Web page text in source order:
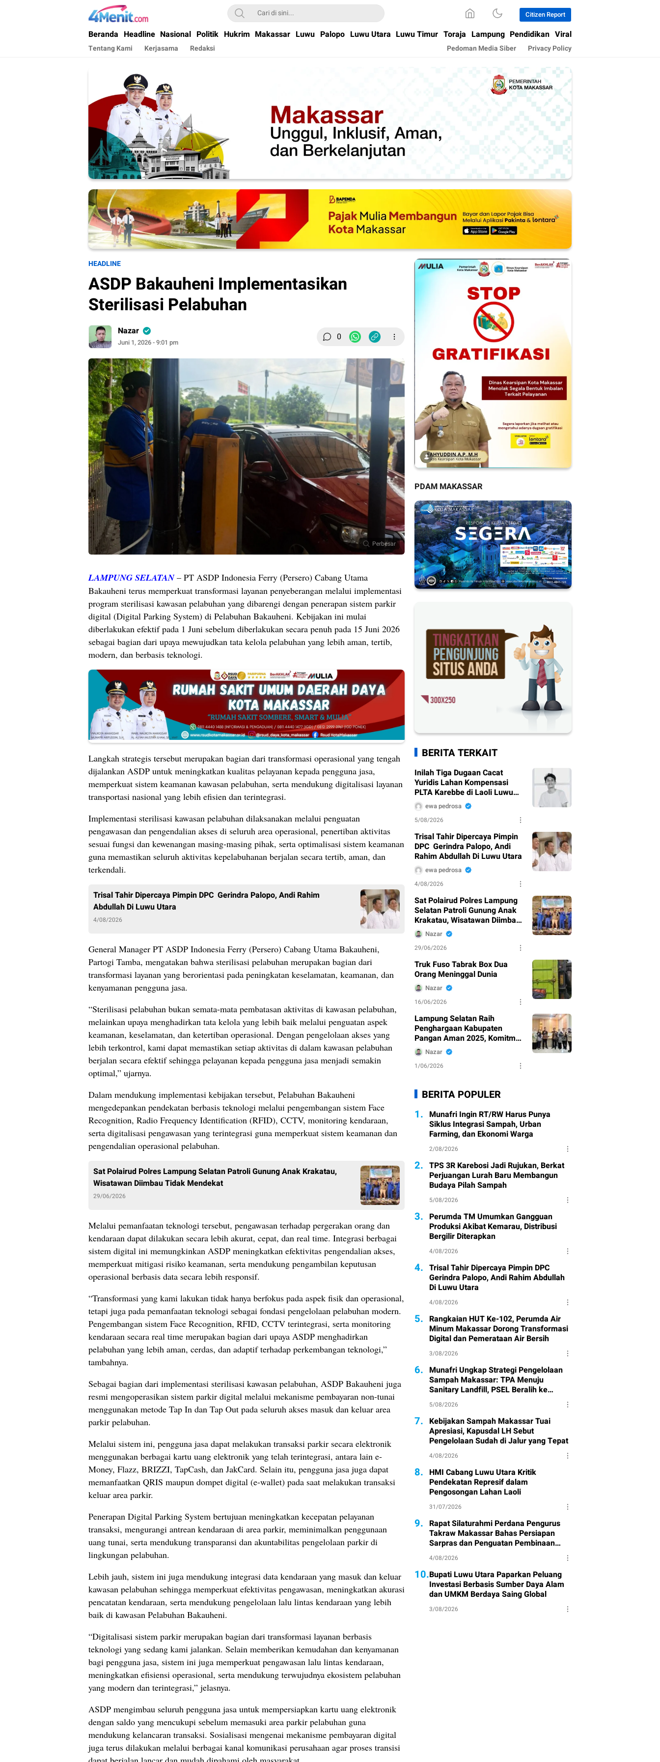
4menit.com
Mengungkap Kisah, Setiap Hari
Citizen Report
Beranda Headline Nasional Politik Hukrim Makassar Luwu Palopo Luwu Utara Luwu Timur Toraja Lampung Pendidikan Viral
Tentang Kami Kerjasama Redaksi Pedoman Media Siber Privacy Policy
HEADLINE
ASDP Bakauheni Implementasikan
Sterilisasi Pelabuhan
Nazar
Juni 1, 2026 - 9:01 pm 0
Perbesar
LAMPUNG SELATAN – PT ASDP Indonesia Ferry (Persero) Cabang Utama
Bakauheni terus memperkuat transformasi layanan penyeberangan melalui implementasi
program sterilisasi kawasan pelabuhan yang dibarengi dengan penerapan sistem parkir
digital (Digital Parking System) di Pelabuhan Bakauheni. Kebijakan ini mulai
diberlakukan efektif pada 1 Juni sebelum diberlakukan secara penuh pada 15 Juni 2026
sebagai bagian dari upaya mewujudkan tata kelola pelabuhan yang lebih aman, tertib,
modern, dan berbasis teknologi.
Langkah strategis tersebut merupakan bagian dari transformasi operasional yang tengah
dijalankan ASDP untuk meningkatkan kualitas pelayanan kepada pengguna jasa,
memperkuat sistem keamanan kawasan pelabuhan, serta mendukung digitalisasi layanan
transportasi nasional yang lebih efisien dan terintegrasi.
Implementasi sterilisasi kawasan pelabuhan dilaksanakan melalui penguatan
pengawasan dan pengendalian akses di seluruh area operasional, penertiban aktivitas
sesuai fungsi dan kewenangan masing-masing pihak, serta optimalisasi sistem keamanan
guna memastikan seluruh aktivitas kepelabuhanan berjalan secara tertib, aman, dan
terkendali.
Trisal Tahir Dipercaya Pimpin DPC Gerindra Palopo, Andi Rahim
Abdullah Di Luwu Utara
4/08/2026
General Manager PT ASDP Indonesia Ferry (Persero) Cabang Utama Bakauheni,
Partogi Tamba, mengatakan bahwa sterilisasi pelabuhan merupakan bagian dari
transformasi layanan yang berorientasi pada peningkatan keselamatan, keamanan, dan
kenyamanan pengguna jasa.
“Sterilisasi pelabuhan bukan semata-mata pembatasan aktivitas di kawasan pelabuhan,
melainkan upaya menghadirkan tata kelola yang lebih baik melalui penguatan aspek
keamanan, keselamatan, dan ketertiban operasional. Dengan pengelolaan akses yang
lebih terkontrol, kami dapat memastikan setiap aktivitas di dalam kawasan pelabuhan
berjalan secara efektif sehingga pelayanan kepada pengguna jasa menjadi semakin
optimal,” ujarnya.
Dalam mendukung implementasi kebijakan tersebut, Pelabuhan Bakauheni
mengedepankan pendekatan berbasis teknologi melalui pengembangan sistem Face
Recognition, Radio Frequency Identification (RFID), CCTV, monitoring kendaraan,
serta digitalisasi pengawasan yang terintegrasi guna memperkuat sistem keamanan dan
pengendalian operasional pelabuhan.
Sat Polairud Polres Lampung Selatan Patroli Gunung Anak Krakatau,
Wisatawan Diimbau Tidak Mendekat
29/06/2026
Melalui pemanfaatan teknologi tersebut, pengawasan terhadap pergerakan orang dan
kendaraan dapat dilakukan secara lebih akurat, cepat, dan real time. Integrasi berbagai
sistem digital ini memungkinkan ASDP meningkatkan efektivitas pengendalian akses,
memperkuat mitigasi risiko keamanan, serta mendukung pengambilan keputusan
operasional berbasis data secara lebih responsif.
“Transformasi yang kami lakukan tidak hanya berfokus pada aspek fisik dan operasional,
tetapi juga pada pemanfaatan teknologi sebagai fondasi pengelolaan pelabuhan modern.
Pengembangan sistem Face Recognition, RFID, CCTV terintegrasi, serta monitoring
kendaraan secara real time merupakan bagian dari upaya ASDP menghadirkan
pelabuhan yang lebih aman, cerdas, dan adaptif terhadap perkembangan teknologi,”
tambahnya.
Sebagai bagian dari implementasi sterilisasi kawasan pelabuhan, ASDP Bakauheni juga
resmi mengoperasikan sistem parkir digital melalui mekanisme pembayaran non-tunai
menggunakan metode Tap In dan Tap Out pada seluruh akses masuk dan keluar area
parkir pelabuhan.
Melalui sistem ini, pengguna jasa dapat melakukan transaksi parkir secara elektronik
menggunakan berbagai kartu uang elektronik yang telah terintegrasi, antara lain e-
Money, Flazz, BRIZZI, TapCash, dan JakCard. Selain itu, pengguna jasa juga dapat
memanfaatkan QRIS maupun dompet digital (e-wallet) pada saat melakukan transaksi
keluar area parkir.
Penerapan Digital Parking System bertujuan meningkatkan kecepatan pelayanan
transaksi, mengurangi antrean kendaraan di area parkir, meminimalkan penggunaan
uang tunai, serta mendukung transparansi dan akuntabilitas pengelolaan parkir di
lingkungan pelabuhan.
Lebih jauh, sistem ini juga mendukung integrasi data kendaraan yang masuk dan keluar
kawasan pelabuhan sehingga memperkuat efektivitas pengawasan, meningkatkan akurasi
pencatatan kendaraan, serta mendukung pengelolaan lalu lintas kendaraan yang lebih
baik di kawasan Pelabuhan Bakauheni.
“Digitalisasi sistem parkir merupakan bagian dari transformasi layanan berbasis
teknologi yang sedang kami jalankan. Selain memberikan kemudahan dan kenyamanan
bagi pengguna jasa, sistem ini juga memperkuat pengawasan lalu lintas kendaraan,
meningkatkan efisiensi operasional, serta mendukung terwujudnya ekosistem pelabuhan
yang modern dan terintegrasi,” jelasnya.
ASDP mengimbau seluruh pengguna jasa untuk mempersiapkan kartu uang elektronik
dengan saldo yang mencukupi sebelum memasuki area parkir pelabuhan guna
mendukung kelancaran transaksi. Sosialisasi mengenai mekanisme pembayaran digital
juga terus dilakukan melalui berbagai kanal komunikasi perusahaan agar proses transisi
PDAM MAKASSAR
BERITA TERKAIT
Inilah Tiga Dugaan Cacat
Yuridis Lahan Kompensasi
PLTA Karebbe di Laoli Luwu
Timur Menurut Pegiat Hukum
ewa pedrosa
5/08/2026
Trisal Tahir Dipercaya Pimpin
DPC Gerindra Palopo, Andi
Rahim Abdullah Di Luwu Utara
ewa pedrosa
4/08/2026
Sat Polairud Polres Lampung
Selatan Patroli Gunung Anak
Krakatau, Wisatawan Diimbau
Tidak Mendekat
Nazar
29/06/2026
Truk Fuso Tabrak Box Dua
Orang Meninggal Dunia
Nazar
16/06/2026
Lampung Selatan Raih
Penghargaan Kabupaten
Pangan Aman 2025, Komitmen
Lindungi Kesehatan Warga
Diakui BPOM
Nazar
1/06/2026
BERITA POPULER
1. Munafri Ingin RT/RW Harus Punya
Siklus Integrasi Sampah, Urban
Farming, dan Ekonomi Warga
2/08/2026
2. TPS 3R Karebosi Jadi Rujukan, Berkat
Perjuangan Lurah Baru Membangun
Budaya Pilah Sampah
5/08/2026
3. Perumda TM Umumkan Gangguan
Produksi Akibat Kemarau, Distribusi
Bergilir Diterapkan
4/08/2026
4. Trisal Tahir Dipercaya Pimpin DPC
Gerindra Palopo, Andi Rahim Abdullah
Di Luwu Utara
4/08/2026
5. Rangkaian HUT Ke-102, Perumda Air
Minum Makassar Dorong Transformasi
Digital dan Pemerataan Air Bersih
3/08/2026
6. Munafri Ungkap Strategi Pengelolaan
Sampah Makassar: TPA Menuju
Sanitary Landfill, PSEL Beralih ke
Perpres 109
5/08/2026
7. Kebijakan Sampah Makassar Tuai
Apresiasi, Kapusdal LH Sebut
Pengelolaan Sudah di Jalur yang Tepat
4/08/2026
8. HMI Cabang Luwu Utara Kritik
Pendekatan Represif dalam
Pengosongan Lahan Laoli
31/07/2026
9. Rapat Silaturahmi Perdana Pengurus
Takraw Makassar Bahas Persiapan
Sarpras dan Penguatan Pembinaan
Atlet
4/08/2026
10.Bupati Luwu Utara Paparkan Peluang
Investasi Berbasis Sumber Daya Alam
dan UMKM Berdaya Saing Global
3/08/2026